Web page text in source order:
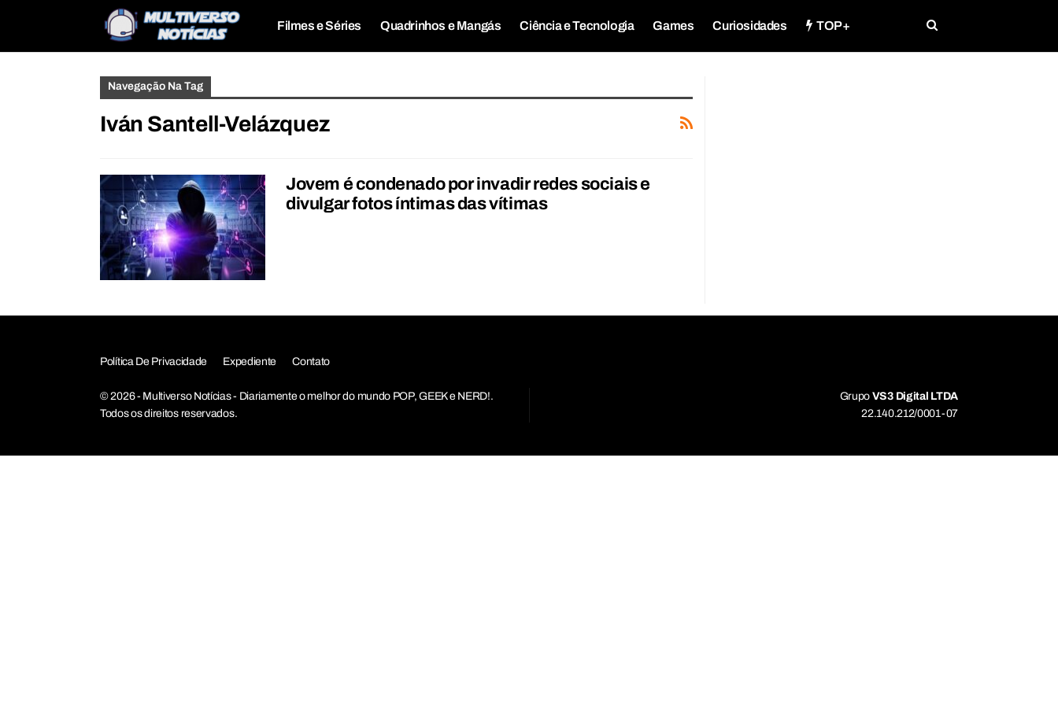
Filmes e Séries Quadrinhos e Mangás Ciência e Tecnologia Games Curiosidades TOP+
Navegação Na Tag
Iván Santell-Velázquez
Jovem é condenado por invadir redes sociais e
divulgar fotos íntimas das vítimas
Política De Privacidade Expediente Contato
© 2026 - Multiverso Notícias - Diariamente o melhor do mundo POP, GEEK e NERD!.
Todos os direitos reservados.
Grupo VS3 Digital LTDA
22.140.212/0001-07